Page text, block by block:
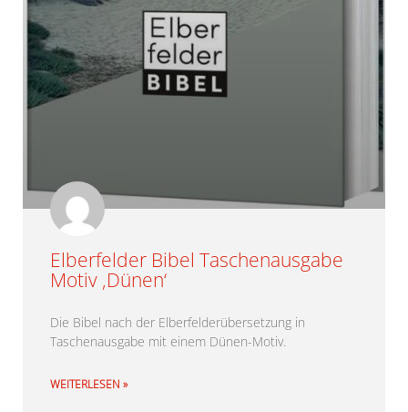
Elberfelder Bibel Taschenausgabe
Motiv ‚Dünen‘
Die Bibel nach der Elberfelderübersetzung in
Taschenausgabe mit einem Dünen-Motiv.
WEITERLESEN »